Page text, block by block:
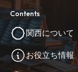
Contents
関西について
お役立ち情報